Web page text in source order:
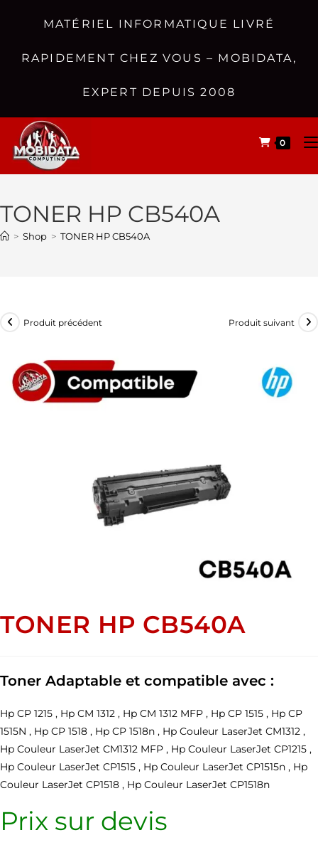
MATÉRIEL INFORMATIQUE LIVRÉ
RAPIDEMENT CHEZ VOUS – MOBIDATA,
EXPERT DEPUIS 2008
0
TONER HP CB540A
> Shop > TONER HP CB540A
Produit précédent Produit suivant
TONER HP CB540A
Toner Adaptable et compatible avec :
Hp CP 1215 , Hp CM 1312 , Hp CM 1312 MFP , Hp CP 1515 , Hp CP
1515N , Hp CP 1518 , Hp CP 1518n , Hp Couleur LaserJet CM1312 ,
Hp Couleur LaserJet CM1312 MFP , Hp Couleur LaserJet CP1215 ,
Hp Couleur LaserJet CP1515 , Hp Couleur LaserJet CP1515n , Hp
Couleur LaserJet CP1518 , Hp Couleur LaserJet CP1518n
Prix sur devis